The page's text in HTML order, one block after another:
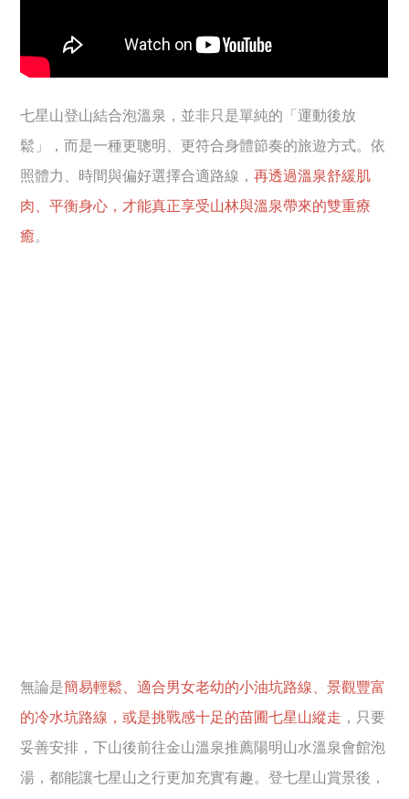
七星山登山結合泡溫泉，並非只是單純的「運動後放
鬆」，而是一種更聰明、更符合身體節奏的旅遊方式。依
照體力、時間與偏好選擇合適路線，再透過溫泉舒緩肌
肉、平衡身心，才能真正享受山林與溫泉帶來的雙重療
癒。
無論是簡易輕鬆、適合男女老幼的小油坑路線、景觀豐富
的冷水坑路線，或是挑戰感十足的苗圃七星山縱走 ，只要
妥善安排，下山後前往金山溫泉推薦陽明山水溫泉會館泡
湯，都能讓七星山之行更加充實有趣。登七星山賞景後，